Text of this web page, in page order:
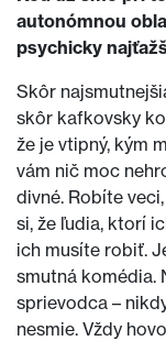
autonómnou
psychicky
Skôr
skôr kafkovsky
že je vtipný, kým
vám nič moc
divné. Robíte
si, že ľudia, ktorí
ich musíte robiť.
smutná komédia.
sprievodca –
nesmie. Vždy